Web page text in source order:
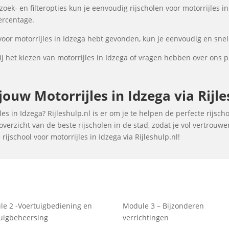
en filteropties kun je eenvoudig rijscholen voor motorrijles
motorrijles in Idzega hebt gevonden, kun je eenvoudig en
kiezen van motorrijles in Idzega of vragen hebben over ons
Motorrijles in Idzega via
in Idzega? Rijleshulp.nl is er om je te helpen de perfecte
van de beste rijscholen in de stad, zodat je vol
voor motorrijles in Idzega via Rijleshulp.nl!
2 -Voertuigbediening en
Module 3 – Bijzonderen
verrichtingen